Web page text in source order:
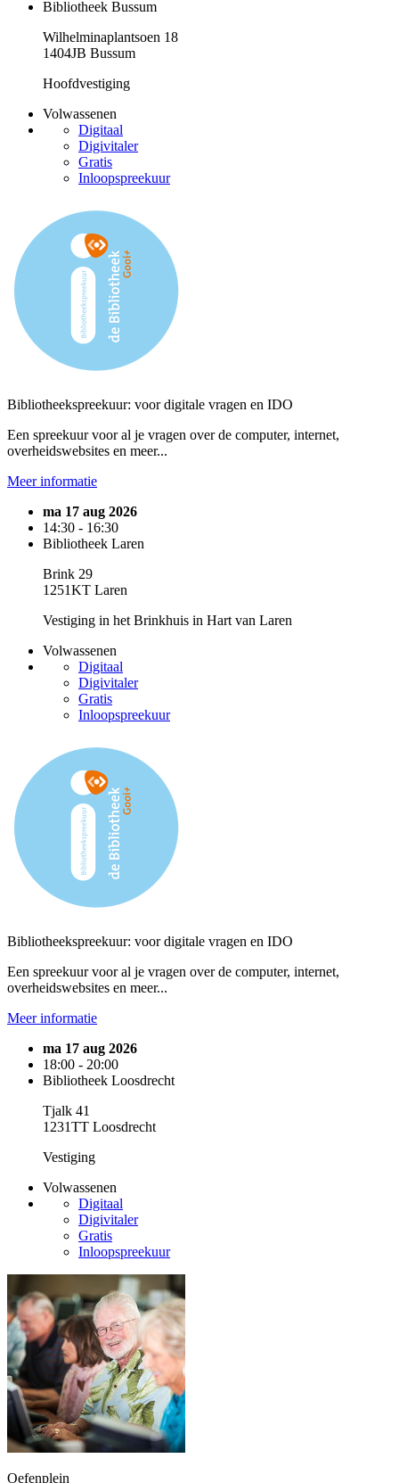
Bibliotheek Bussum
Wilhelminaplantsoen 18
1404JB Bussum
Hoofdvestiging
Volwassenen
Digitaal
Digivitaler
Gratis
Inloopspreekuur
Bibliotheekspreekuur: voor digitale vragen en IDO
Een spreekuur voor al je vragen over de computer, internet,
overheidswebsites en meer...
Meer informatie
ma 17 aug 2026
14:30 - 16:30
Bibliotheek Laren
Brink 29
1251KT Laren
Vestiging in het Brinkhuis in Hart van Laren
Volwassenen
Digitaal
Digivitaler
Gratis
Inloopspreekuur
Bibliotheekspreekuur: voor digitale vragen en IDO
Een spreekuur voor al je vragen over de computer, internet,
overheidswebsites en meer...
Meer informatie
ma 17 aug 2026
18:00 - 20:00
Bibliotheek Loosdrecht
Tjalk 41
1231TT Loosdrecht
Vestiging
Volwassenen
Digitaal
Digivitaler
Gratis
Inloopspreekuur
Oefenplein